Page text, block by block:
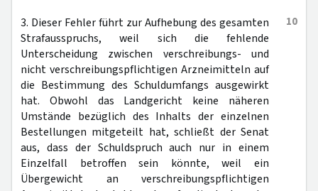
10
3. Dieser Fehler führt zur Aufhebung des gesamten
Strafausspruchs, weil sich die fehlende
Unterscheidung zwischen verschreibungs- und
nicht verschreibungspflichtigen Arzneimitteln auf
die Bestimmung des Schuldumfangs ausgewirkt
hat. Obwohl das Landgericht keine näheren
Umstände bezüglich des Inhalts der einzelnen
Bestellungen mitgeteilt hat, schließt der Senat
aus, dass der Schuldspruch auch nur in einem
Einzelfall betroffen sein könnte, weil ein
Übergewicht an verschreibungspflichtigen